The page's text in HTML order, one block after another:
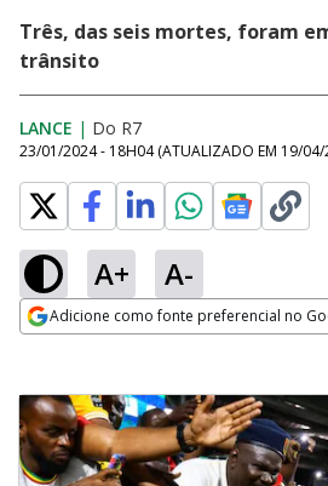
Três, das seis mortes, foram
trânsito
LANCE | Do R7
23/01/2024 - 18H04 (ATUALIZADO EM 19/04/
A+ A-
Adicione como fonte preferencial no